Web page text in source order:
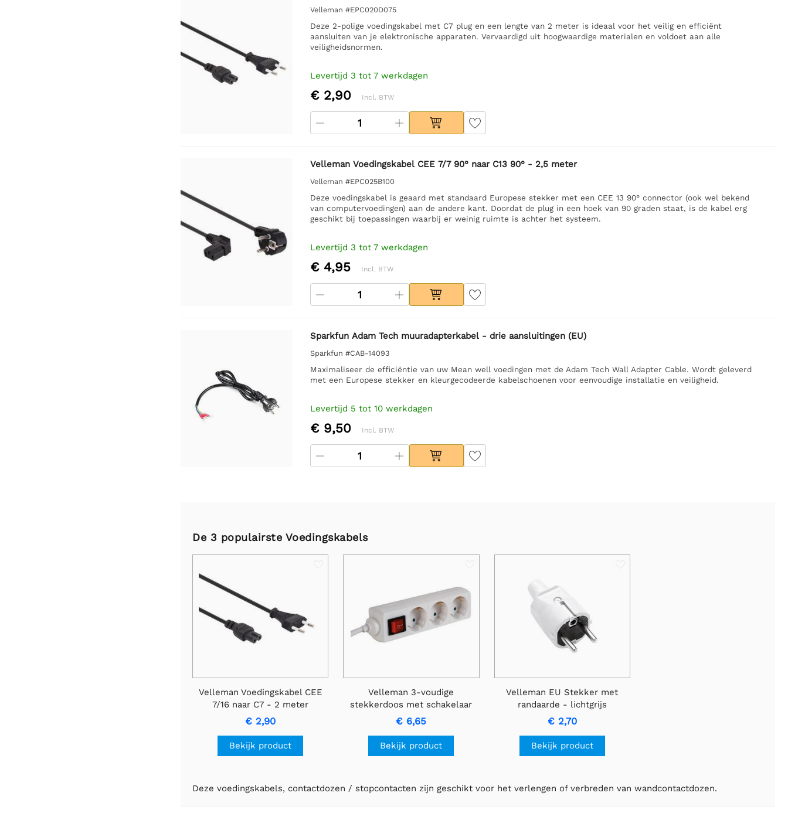
Velleman #EPC020D075
Deze 2-polige voedingskabel met C7 plug en een lengte van 2 meter is ideaal voor het veilig en efficiënt
aansluiten van je elektronische apparaten. Vervaardigd uit hoogwaardige materialen en voldoet aan alle
veiligheidsnormen.
Levertijd 3 tot 7 werkdagen
€ 2,90 Incl. BTW
Velleman Voedingskabel CEE 7/7 90° naar C13 90° - 2,5 meter
Velleman #EPC025B100
Deze voedingskabel is geaard met standaard Europese stekker met een CEE 13 90° connector (ook wel bekend
van computervoedingen) aan de andere kant. Doordat de plug in een hoek van 90 graden staat, is de kabel erg
geschikt bij toepassingen waarbij er weinig ruimte is achter het systeem.
Levertijd 3 tot 7 werkdagen
€ 4,95 Incl. BTW
Sparkfun Adam Tech muuradapterkabel - drie aansluitingen (EU)
Sparkfun #CAB-14093
Maximaliseer de efficiëntie van uw Mean well voedingen met de Adam Tech Wall Adapter Cable. Wordt geleverd
met een Europese stekker en kleurgecodeerde kabelschoenen voor eenvoudige installatie en veiligheid.
Levertijd 5 tot 10 werkdagen
€ 9,50 Incl. BTW
De 3 populairste Voedingskabels
Velleman Voedingskabel CEE
7/16 naar C7 - 2 meter
€ 2,90
Bekijk product
Velleman 3-voudige
stekkerdoos met schakelaar
- EU (F) socket met aarde
€ 6,65
Bekijk product
Velleman EU Stekker met
randaarde - lichtgrijs
€ 2,70
Bekijk product
Deze voedingskabels, contactdozen / stopcontacten zijn geschikt voor het verlengen of verbreden van wandcontactdozen.